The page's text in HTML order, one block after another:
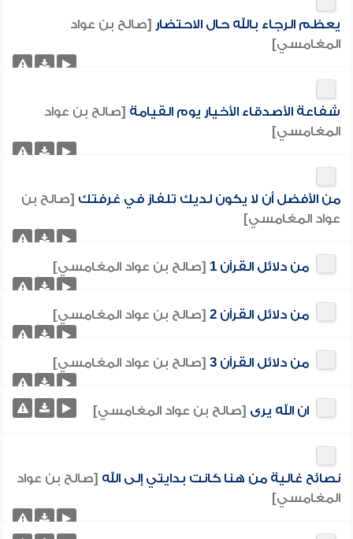
يعظم الرجاء بالله حال الاحتضار [صالح بن عواد
المغامسي]
شفاعة الأصدقاء الأخيار يوم القيامة [صالح بن عواد
المغامسي]
من الأفضل أن لا يكون لديك تلفاز في غرفتك [صالح بن
عواد المغامسي]
من دلائل القرآن 1 [صالح بن عواد المغامسي]
من دلائل القرآن 2 [صالح بن عواد المغامسي]
من دلائل القرآن 3 [صالح بن عواد المغامسي]
ان الله يرى [صالح بن عواد المغامسي]
نصائح غالية من هنا كانت بدايتي إلى الله [صالح بن عواد
المغامسي]